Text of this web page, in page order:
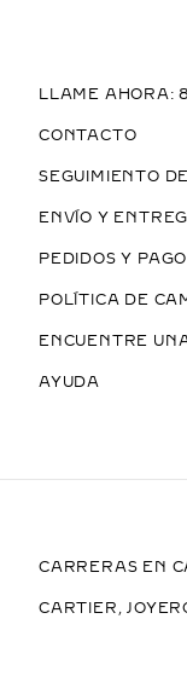
LLAME AHORA:
CONTACTO
SEGUIMIENTO
ENVÍO Y
PEDIDOS Y PAGO
POLÍTICA DE
ENCUENTRE
AYUDA
CARRERAS EN
CARTIER,